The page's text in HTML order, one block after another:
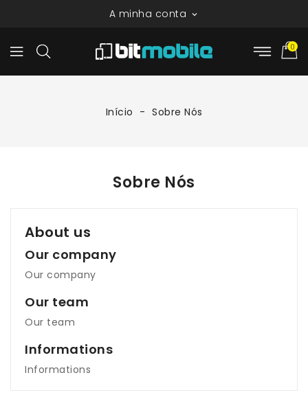
A minha conta 
0
Início Sobre Nós
Sobre Nós
About us
Our company
Our company
Our team
Our team
Informations
Informations